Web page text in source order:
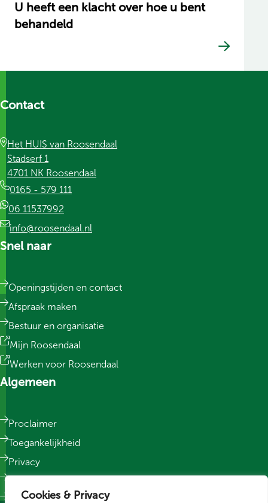
Cookies & Privacy
U heeft een klacht over hoe u bent
behandeld
Contact
Het HUIS van Roosendaal
Stadserf 1
4701 NK Roosendaal
0165 - 579 111
06 11537992
info@roosendaal.nl
Snel naar
Openingstijden en contact
Afspraak maken
Bestuur en organisatie
Mijn Roosendaal
Werken voor Roosendaal
Algemeen
Proclaimer
Toegankelijkheid
Privacy
Sitemap